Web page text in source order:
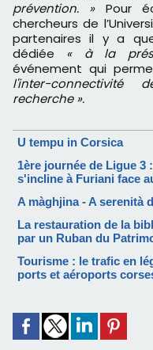
prévention. »Pour
chercheurs de
partenaires il y a
dédiée « à la
événement qui
l'inter-connectivité
recherche ».
U tempu in Corsica
1ère journée de Ligue
s'incline à Furiani face
A màghjina - A serenità
La restauration de la
par un Ruban du
Tourisme : le trafic en
ports et aéroports